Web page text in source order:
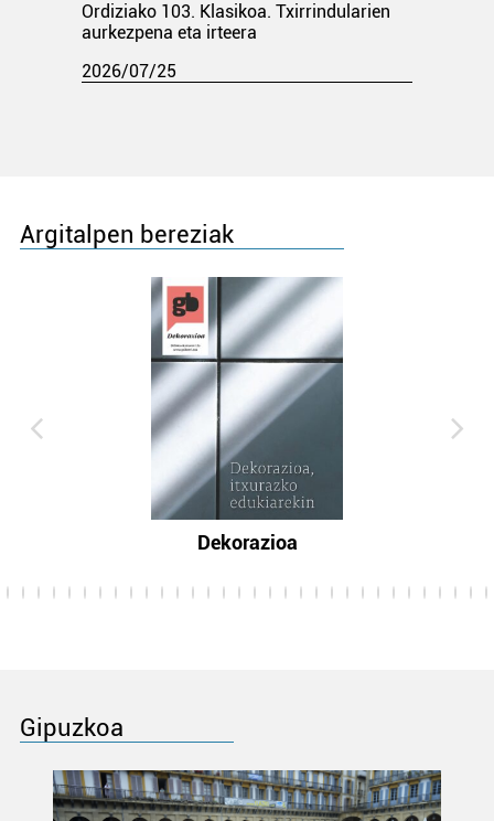
Ordiziako 103. Klasikoa. Txirrindularien
aurkezpena eta irteera
2026/07/25
Argitalpen bereziak
Dekorazioa
Gipuzkoa